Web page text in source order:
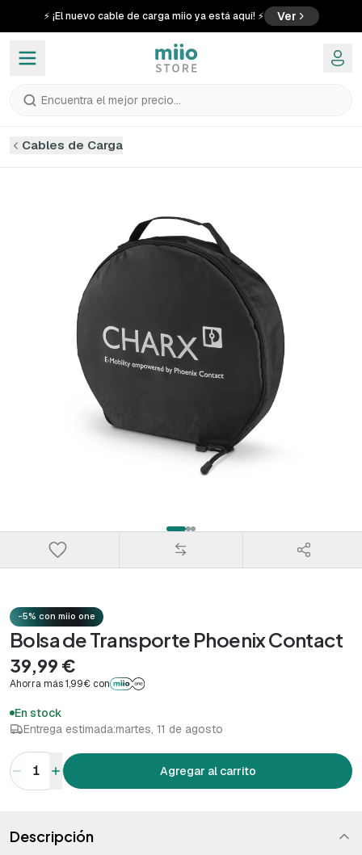
⚡ ¡El nuevo cable de carga miio ya está aquí! ⚡ Ver
Encuentra el mejor precio...
Cables de Carga
-5% con miio one
Bolsa de Transporte Phoenix Contact
39,99 €
Ahorra más 1,99€ con
En stock
Entrega estimada:martes, 11 de agosto
1 Agregar al carrito
Descripción